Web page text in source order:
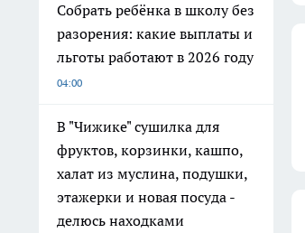
Собрать ребёнка в школу без
разорения: какие выплаты и
льготы работают в 2026 году
04:00
В "Чижике" сушилка для
фруктов, корзинки, кашпо,
халат из муслина, подушки,
этажерки и новая посуда -
делюсь находками